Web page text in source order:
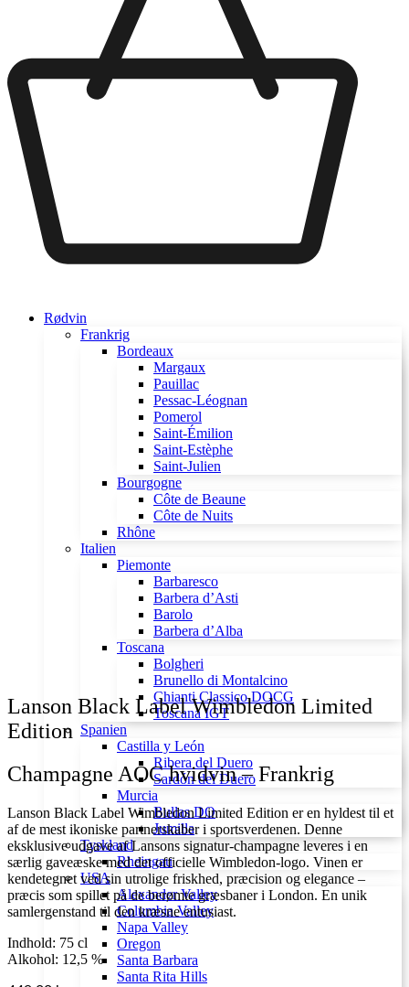
Rødvin
Frankrig
Bordeaux
Margaux
Pauillac
Pessac-Léognan
Pomerol
Saint-Émilion
Saint-Estèphe
Saint-Julien
Bourgogne
Côte de Beaune
Côte de Nuits
Rhône
Italien
Piemonte
Barbaresco
Barbera d’Asti
Barolo
Barbera d’Alba
Toscana
Bolgheri
Brunello di Montalcino
Chianti Classico DOCG
Toscana IGT
Spanien
Castilla y León
Ribera del Duero
Sardón del Duero
Murcia
Bullas DO
Jumilla
Tyskland
Rheingau
USA
Alexander Valley
Columbia Valley
Napa Valley
Oregon
Santa Barbara
Santa Rita Hills
Lanson Black Label Wimbledon Limited
Edition
Champagne AOC hvidvin – Frankrig
Lanson Black Label Wimbledon Limited Edition er en hyldest til et
af de mest ikoniske partnerskaber i sportsverdenen. Denne
eksklusive udgave af Lansons signatur-champagne leveres i en
særlig gaveæske med det officielle Wimbledon-logo. Vinen er
kendetegnet ved sin utrolige friskhed, præcision og elegance –
præcis som spillet på de berømte græsbaner i London. En unik
samlergenstand til den kræsne entusiast.
Indhold: 75 cl
Alkohol: 12,5 %